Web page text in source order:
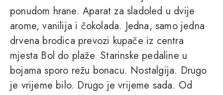
ponudom hrane. Aparat za sladoled u dvije
arome, vanilija i čokolada. Jedna, samo jedna
drvena brodica prevozi kupače iz centra
mjesta Bol do plaže. Starinske pedaline u
bojama sporo režu bonacu. Nostalgija. Drugo
je vrijeme bilo. Drugo je vrijeme sada. Od